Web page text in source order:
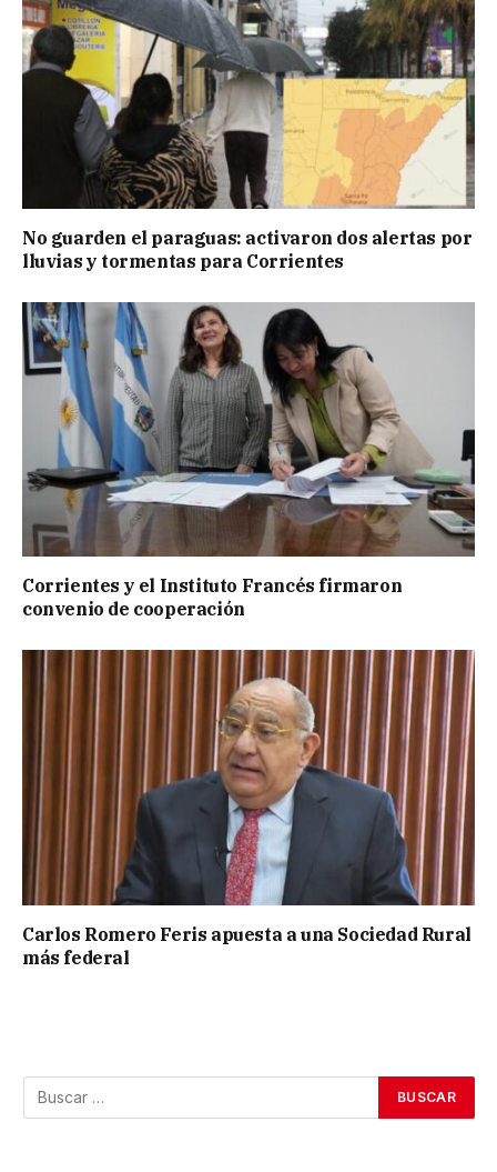
No guarden el paraguas: activaron dos alertas por
lluvias y tormentas para Corrientes
Corrientes y el Instituto Francés firmaron
convenio de cooperación
Carlos Romero Feris apuesta a una Sociedad Rural
más federal